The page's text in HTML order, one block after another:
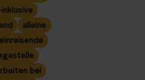
alleine
bei